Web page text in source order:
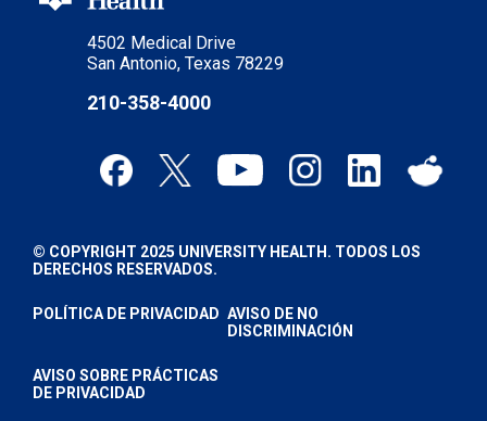
4502 Medical Drive
San Antonio, Texas 78229
210-358-4000
© COPYRIGHT 2025 UNIVERSITY HEALTH. TODOS LOS
DERECHOS RESERVADOS.
POLÍTICA DE PRIVACIDAD AVISO DE NO
DISCRIMINACIÓN
AVISO SOBRE PRÁCTICAS
DE PRIVACIDAD